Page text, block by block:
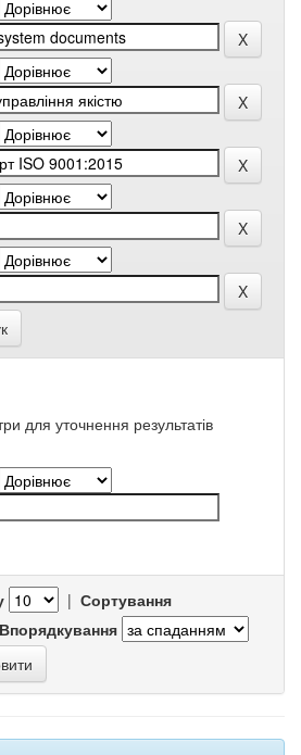
для уточнення результатів
| Сортування
Впорядкування